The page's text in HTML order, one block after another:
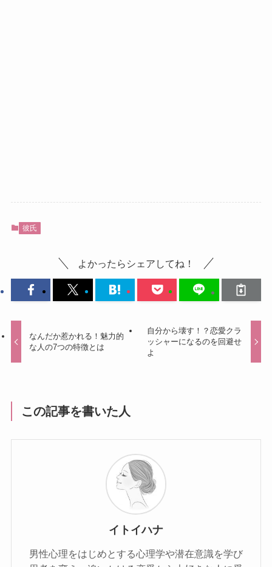
彼氏
よかったらシェアしてね！
なんだか惹かれる！魅力的
な人の7つの特徴とは
自分から壊す！？恋愛クラ
ッシャーになるのを回避せ
よ
この記事を書いた人
イトイハナ
男性心理をはじめとする心理学や潜在意識を学び